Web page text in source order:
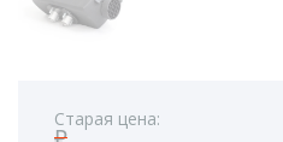
Старая цена: